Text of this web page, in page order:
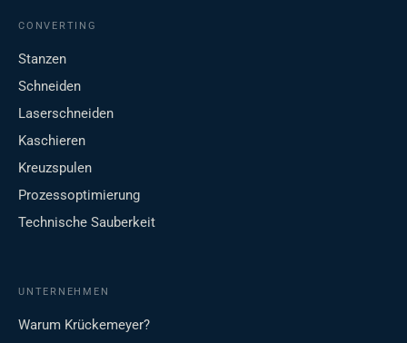
CONVERTING
Stanzen
Schneiden
Laserschneiden
Kaschieren
Kreuzspulen
Prozessoptimierung
Technische Sauberkeit
UNTERNEHMEN
Warum Krückemeyer?